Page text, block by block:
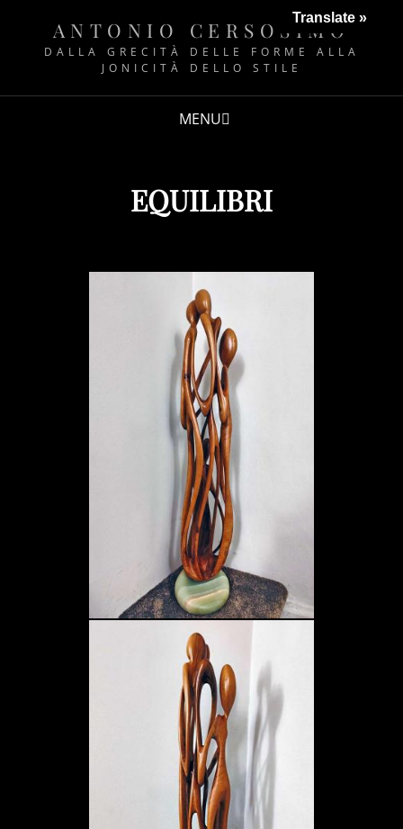
ANTONIO CERSOSIMO
DALLA GRECITÀ DELLE FORME ALLA
JONICITÀ DELLO STILE
MENU
EQUILIBRI
Translate »